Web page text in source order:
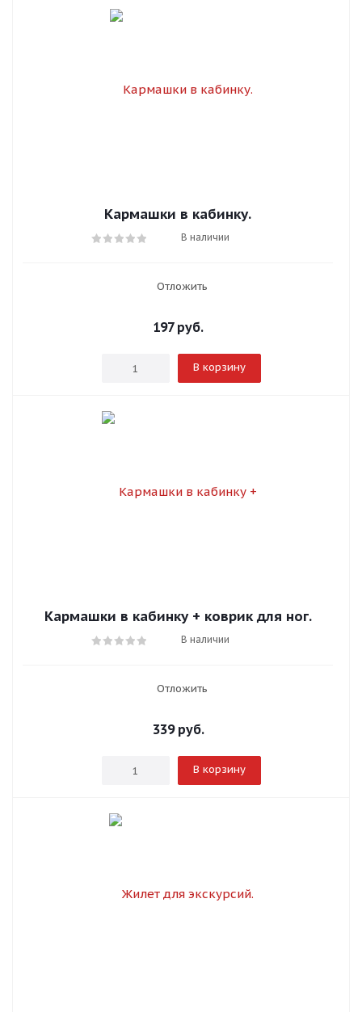
Кармашки в кабинку.
В наличии
Отложить
197руб.
В корзину
Кармашки в кабинку + коврик для ног.
В наличии
Отложить
339руб.
В корзину